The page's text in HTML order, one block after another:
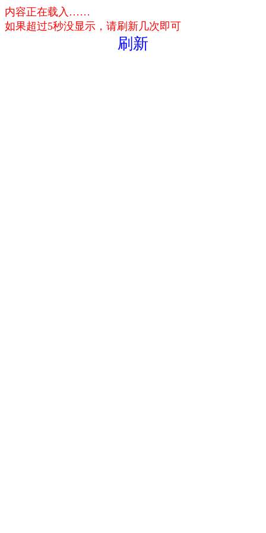
内容正在载入……
如果超过5秒没显示，请刷新几次即可
刷新